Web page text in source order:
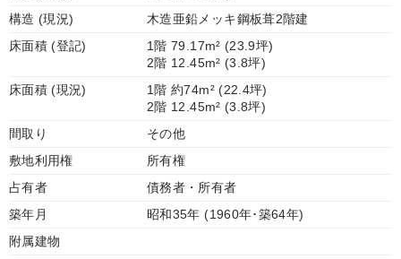
構造 (現況)
木造亜鉛メッキ鋼板葺2階建
床面積 (登記)
1階 79.17m² (23.9坪)
2階 12.45m² (3.8坪)
床面積 (現況)
1階 約74m² (22.4坪)
2階 12.45m² (3.8坪)
間取り
その他
敷地利用権
所有権
占有者
債務者・所有者
築年月
昭和35年 (1960年･築64年)
附属建物